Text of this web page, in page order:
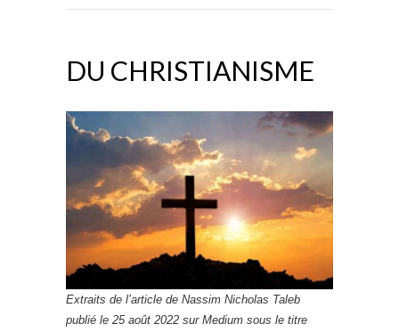
DU CHRISTIANISME
Extraits de l’article de Nassim Nicholas Taleb
publié le 25 août 2022 sur Medium sous le titre